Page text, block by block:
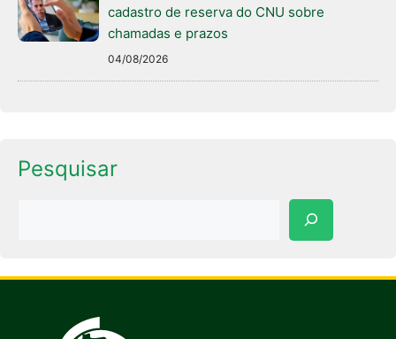
cadastro de reserva do CNU sobre
chamadas e prazos
04/08/2026
Pesquisar